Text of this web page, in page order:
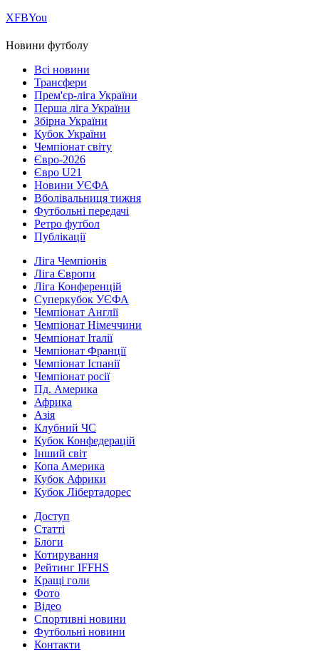
ХFBYou
Новини футболу
Всі новини
Трансфери
Прем'єр-ліга України
Перша ліга України
Збірна України
Кубок України
Чемпіонат світу
Євро-2026
Євро U21
Новини УЄФА
Вболівальниця тижня
Футбольні передачі
Ретро футбол
Публікації
Ліга Чемпіонів
Ліга Європи
Ліга Конференцій
Суперкубок УЄФА
Чемпіонат Англії
Чемпіонат Німеччини
Чемпіонат Італії
Чемпіонат Франції
Чемпіонат Іспанії
Чемпіонат росії
Пд. Америка
Африка
Азія
Клубний ЧС
Кубок Конфедерацій
Інший світ
Копа Америка
Кубок Африки
Кубок Лібертадорес
Доступ
Статті
Блоги
Котирування
Рейтинг IFFHS
Кращі голи
Фото
Відео
Спортивні новини
Футбольні новини
Контакти